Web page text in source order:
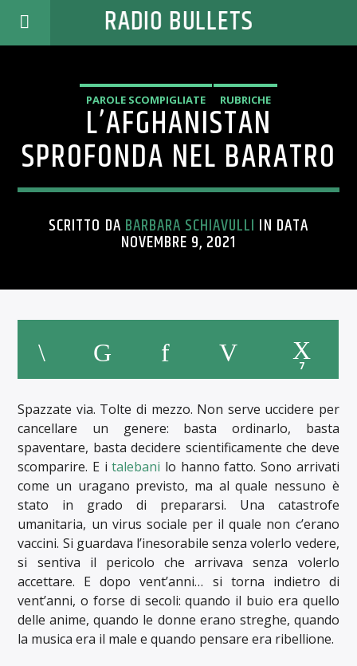
RADIO BULLETS
PAROLE SCOMPIGLIATE RUBRICHE
L’AFGHANISTAN
SPROFONDA NEL BARATRO
SCRITTO DA BARBARA SCHIAVULLI IN DATA
NOVEMBRE 9, 2021
7
Spazzate via. Tolte di mezzo. Non serve uccidere per
cancellare un genere: basta ordinarlo, basta
spaventare, basta decidere scientificamente che deve
scomparire. E italebani lo hanno fatto. Sono arrivati
come un uragano previsto, ma al quale nessuno è
stato in grado di prepararsi. Una catastrofe
umanitaria, un virus sociale per il quale non c’erano
vaccini. Si guardava l’inesorabile senza volerlo vedere,
si sentiva il pericolo che arrivava senza volerlo
accettare. E dopo vent’anni… si torna indietro di
vent’anni, o forse di secoli: quando il buio era quello
delle anime, quando le donne erano streghe, quando
la musica era il male e quando pensare era ribellione.